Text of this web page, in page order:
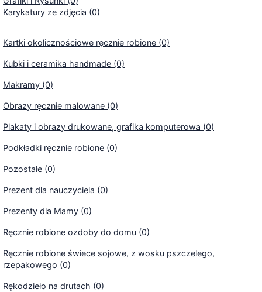
Karykatury ze zdjęcia (0)
Kartki okolicznościowe ręcznie robione (0)
Kubki i ceramika handmade (0)
Makramy (0)
Obrazy ręcznie malowane (0)
Plakaty i obrazy drukowane, grafika komputerowa (0)
Podkładki ręcznie robione (0)
Pozostałe (0)
Prezent dla nauczyciela (0)
Prezenty dla Mamy (0)
Ręcznie robione ozdoby do domu (0)
Ręcznie robione świece sojowe, z wosku pszczelego,
rzepakowego (0)
Rękodzieło na drutach (0)